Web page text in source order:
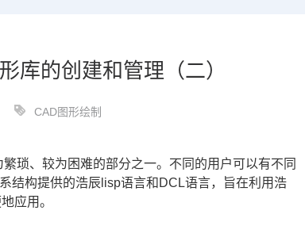
库的创建和管理（二）
CAD图形绘制
琐、较为困难的部分之一。不同的用户可以有不同
结构提供的浩辰lisp语言和DCL语言，旨在利用浩
应用。